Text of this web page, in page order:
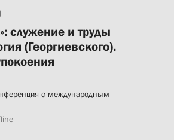
служение и труды
(Георгиевского).
с международным